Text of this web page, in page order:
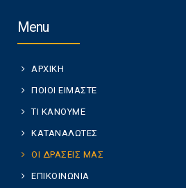
Menu
ΑΡΧΙΚΗ
ΠΟΙΟΙ ΕΙΜΑΣΤΕ
ΤΙ ΚΑΝΟΥΜΕ
ΚΑΤΑΝΑΛΩΤΕΣ
ΟΙ ΔΡΑΣΕΙΣ ΜΑΣ
ΕΠΙΚΟΙΝΩΝΙΑ